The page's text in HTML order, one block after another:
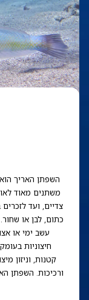
השפתן האריך הוא
משתנים מאוד
צדיים, ועד
כתום, לבן או
עשב ימי או
חיצוניות
קטנות, וניזון
ורכיכות. השפתן